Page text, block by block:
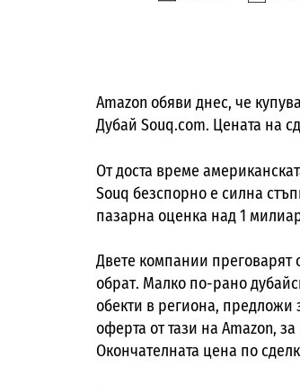
Amazon обяви днес, че
Дубай Souq.com. Цената на
От доста време
Souq безспорно е силна
пазарна оценка над 1
Двете компании преговарят
обрат. Малко по-рано
обекти в региона, предложи
оферта от тази на Amazon,
Окончателната цена по